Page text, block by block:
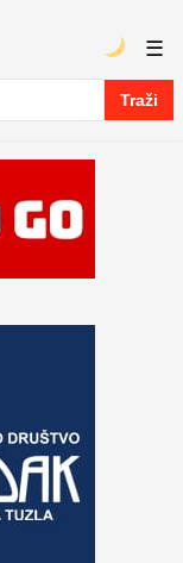
Traži
☰